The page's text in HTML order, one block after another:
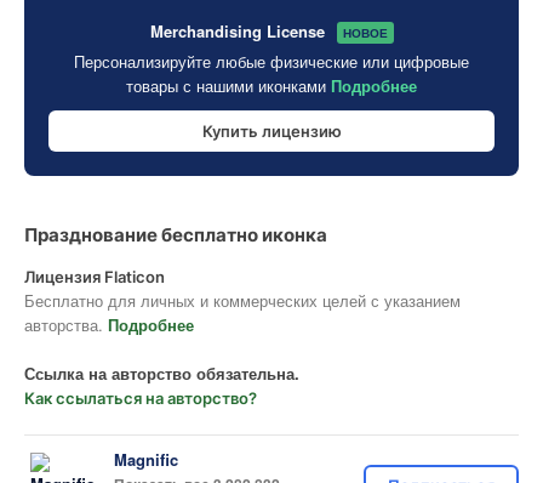
Merchandising License НОВОЕ
Персонализируйте любые физические или цифровые
товары с нашими иконками Подробнее
Купить лицензию
Празднование бесплатно иконка
Лицензия Flaticon
Бесплатно для личных и коммерческих целей с указанием
авторства. Подробнее
Ссылка на авторство обязательна.
Как ссылаться на авторство?
Magnific